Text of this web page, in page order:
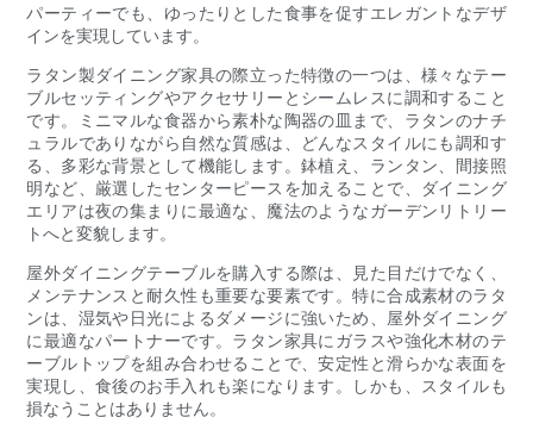
パーティーでも、ゆったりとした食事を促すエレガントなデザ
インを実現しています。
ラタン製ダイニング家具の際立った特徴の一つは、様々なテー
ブルセッティングやアクセサリーとシームレスに調和すること
です。ミニマルな食器から素朴な陶器の皿まで、ラタンのナチ
ュラルでありながら自然な質感は、どんなスタイルにも調和す
る、多彩な背景として機能します。鉢植え、ランタン、間接照
明など、厳選したセンターピースを加えることで、ダイニング
エリアは夜の集まりに最適な、魔法のようなガーデンリトリー
トへと変貌します。
屋外ダイニングテーブルを購入する際は、見た目だけでなく、
メンテナンスと耐久性も重要な要素です。特に合成素材のラタ
ンは、湿気や日光によるダメージに強いため、屋外ダイニング
に最適なパートナーです。ラタン家具にガラスや強化木材のテ
ーブルトップを組み合わせることで、安定性と滑らかな表面を
実現し、食後のお手入れも楽になります。しかも、スタイルも
損なうことはありません。